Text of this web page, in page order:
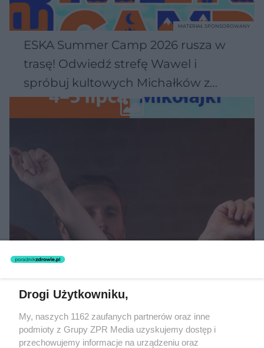
ESKA Summer Camp 2026 rusza w
trasę! Odwiedź strefę Wawel i
spróbuj kultowych Michałków z
Wawelu
MATERIAŁ SPONSOROWANY
"ESKA Hity na Czasie" – playlista,
która rozkręci każdą chwilę
Drogi Użytkowniku,
My, naszych 1162 zaufanych partnerów oraz inne
podmioty z Grupy ZPR Media uzyskujemy dostęp i
przechowujemy informacje na urządzeniu oraz